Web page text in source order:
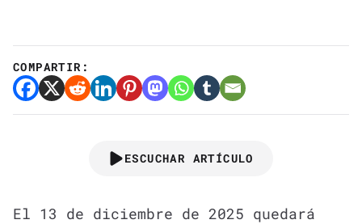
COMPARTIR:
ESCUCHAR ARTÍCULO
El 13 de diciembre de 2025 quedará